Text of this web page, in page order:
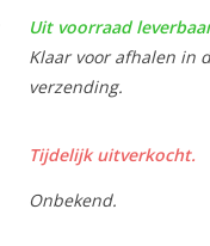
Uit voorraad
Klaar voor afhalen in
verzending.
Tijdelijk uitverkocht.
Onbekend.